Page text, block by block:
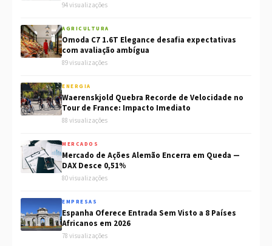
94 visualizações
AGRICULTURA
Omoda C7 1.6T Elegance desafia expectativas
com avaliação ambígua
89 visualizações
ENERGIA
Waerenskjold Quebra Recorde de Velocidade no
Tour de France: Impacto Imediato
88 visualizações
MERCADOS
Mercado de Ações Alemão Encerra em Queda —
DAX Desce 0,51%
80 visualizações
EMPRESAS
Espanha Oferece Entrada Sem Visto a 8 Países
Africanos em 2026
78 visualizações